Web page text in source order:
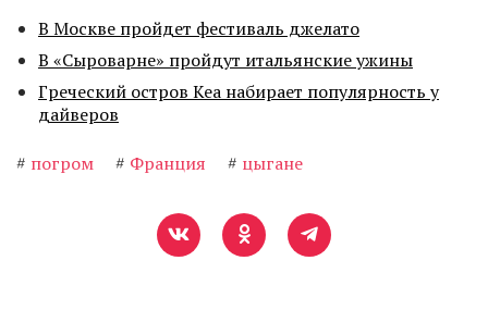
В Москве пройдет фестиваль джелато
В «Сыроварне» пройдут итальянские ужины
Греческий остров Кеа набирает популярность у
дайверов
# погром # Франция # цыгане